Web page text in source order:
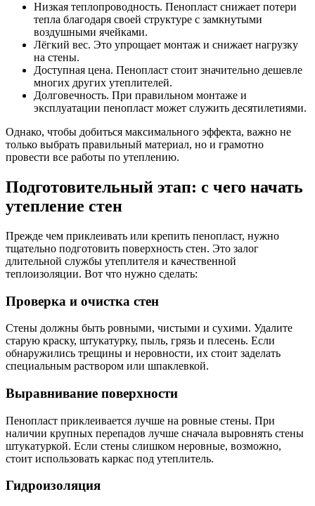
Низкая теплопроводность. Пенопласт снижает потери
тепла благодаря своей структуре с замкнутыми
воздушными ячейками.
Лёгкий вес. Это упрощает монтаж и снижает нагрузку
на стены.
Доступная цена. Пенопласт стоит значительно дешевле
многих других утеплителей.
Долговечность. При правильном монтаже и
эксплуатации пенопласт может служить десятилетиями.
Однако, чтобы добиться максимального эффекта, важно не
только выбрать правильный материал, но и грамотно
провести все работы по утеплению.
Подготовительный этап: с чего начать
утепление стен
Прежде чем приклеивать или крепить пенопласт, нужно
тщательно подготовить поверхность стен. Это залог
длительной службы утеплителя и качественной
теплоизоляции. Вот что нужно сделать:
Проверка и очистка стен
Стены должны быть ровными, чистыми и сухими. Удалите
старую краску, штукатурку, пыль, грязь и плесень. Если
обнаружились трещины и неровности, их стоит заделать
специальным раствором или шпаклевкой.
Выравнивание поверхности
Пенопласт приклеивается лучше на ровные стены. При
наличии крупных перепадов лучше сначала выровнять стены
штукатуркой. Если стены слишком неровные, возможно,
стоит использовать каркас под утеплитель.
Гидроизоляция